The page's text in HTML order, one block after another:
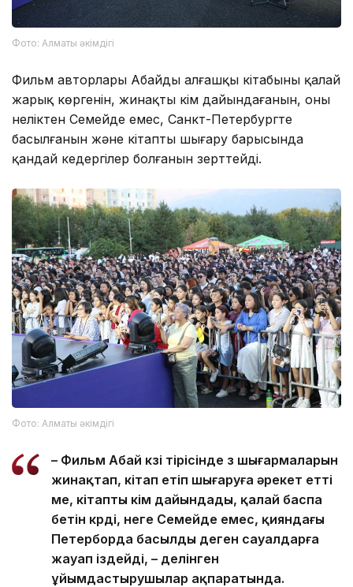
Фото: Алматы әкімдігі
Фильм авторлары Абайдың алғашқы кітабының қалай
жарық көргенін, жинақты кім дайындағанын, оның
неліктен Семейде емес, Санкт-Петербургте
басылғанын және кітапты шығару барысында
қандай кедергілер болғанын зерттейді.
Фото: Алматы әкімдігі
– Фильм Абай көзі тірісінде өз шығармаларын
жинақтап, кітап етіп шығаруға әрекет етті
ме, кітапты кім дайындады, қалай баспа
бетін көрді, неге Семейде емес, қияндағы
Петерборда басылды деген сауалдарға
жауап іздейді, – делінген
ұйымдастырушылар ақпаратында.